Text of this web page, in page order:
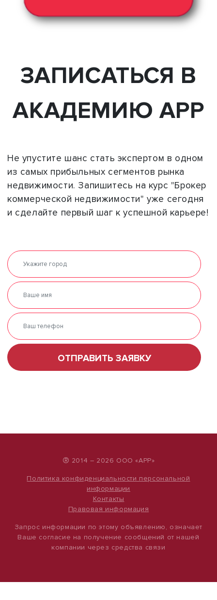
ЗАПИСАТЬСЯ В
АКАДЕМИЮ АРР
Не упустите шанс стать экспертом в одном
из самых прибыльных сегментов рынка
недвижимости. Запишитесь на курс "Брокер
коммерческой недвижимости" уже сегодня
и сделайте первый шаг к успешной карьере!
ОТПРАВИТЬ ЗАЯВКУ
® 2014 – 2026 ООО «АРР»
Политика конфиденциальности персональной
информации
Контакты
Правовая информация
Запрос информации по этому объявлению, означает
Ваше согласие на получение сообщений от нашей
компании через средства связи